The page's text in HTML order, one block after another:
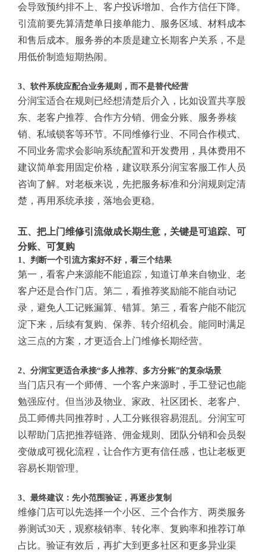
会导致预约排不上、客户投诉增加、合作方信任下降。
引流前要先算清楚单日接单能力、服务区域、材料成本
和售后成本。服务券的本质是建立长期客户关系，不是
用低价制造短期热闹。
3、软件系统应配合业务规则，而不是替代经营
分润宝适合在规则已经想清楚后介入，比如设置共享股
东、老客户推荐、合作方分销、佣金分账、服务券核
销、私域锁客等环节。不同维修行业、不同合作模式、
不同业务需求会影响系统配置和开发费用，具体费用不
建议简单套用固定价格，建议联系分润宝客服工作人员
咨询了解。对老板来说，先把服务标准和分润规则定清
楚，再用系统承接，落地会更稳。
五、把上门维修引流做成长期生意，关键是可追踪、可
分账、可复购
1、判断一个引流方案好不好，看三个结果
第一，看客户来源能不能追踪，知道订单来自物业、老
客户还是合作门店。第二，看推荐奖励能不能自动记
录，避免人工记账漏算、错算。第三，看客户能不能沉
淀下来，后续有复购、保养、转介绍机会。能同时满足
这三点的方案，才更适合上门维修长期经营。
2、分润宝更适合承接“多人推荐、多方分账”的复杂场景
当门店只有一个师傅、一个客户来源时，手工登记也能
勉强应付。但当涉及物业、家政、社区团长、老客户、
员工师傅共同推荐时，人工分账很容易混乱。分润宝可
以帮助门店把推荐链路、佣金规则、团队分销和会员裂
变做成可视化流程，让合作方更有信任感，也让老板更
容易长期管理。
3、最终建议：先小范围验证，再逐步复制
维修门店可以先选择一个小区、三个合作方、两类服务
券测试30天，观察核销率、转化率、复购率和推荐订单
占比。验证有效后，再扩大到更多社区和更多异业渠